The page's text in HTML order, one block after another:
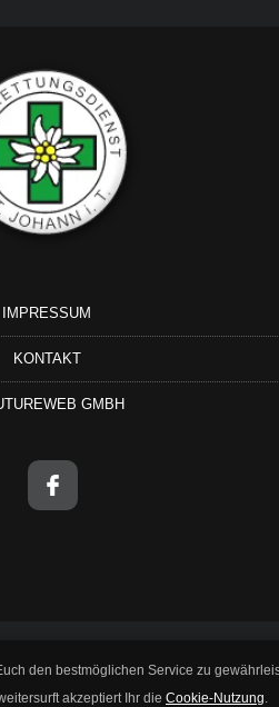
IMPRESSUM
KONTAKT
GMBH
den bestmöglichen Service zu
akzeptiert Ihr die Cookie-Nutzung.